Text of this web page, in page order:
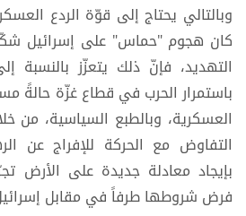
وبالتالي يحتاج إلى قوّة الردع
كان هجوم "حماس" على إسرائيل
التهديد، فإنّ ذلك يتعزّز بالنسبة
باستمرار الحرب في قطاع غزّة حالةً
العسكرية، وبالطبع السياسية، من
التفاوض مع الحركة للإفراج عن
بإيجاد معادلة جديدة على الأرض
فرض شروطها طرفاً في مقابل